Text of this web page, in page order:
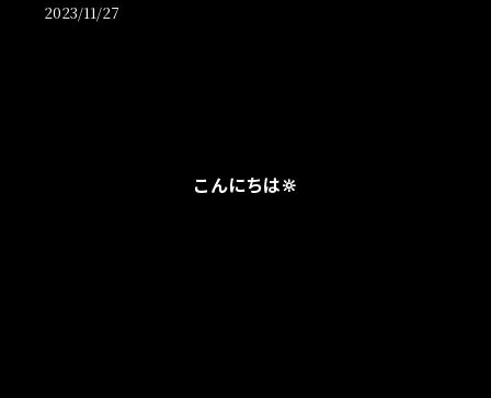
2023/11/27
こんにちは‪🔆